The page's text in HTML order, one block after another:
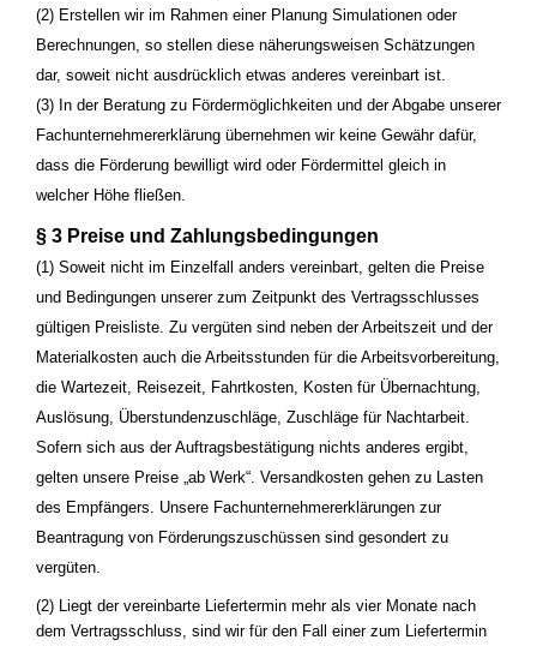
(2) Erstellen wir im Rahmen einer Planung Simulationen oder
Berechnungen, so stellen diese näherungsweisen Schätzungen
dar, soweit nicht ausdrücklich etwas anderes vereinbart ist.
(3) In der Beratung zu Fördermöglichkeiten und der Abgabe unserer
Fachunternehmererklärung übernehmen wir keine Gewähr dafür,
dass die Förderung bewilligt wird oder Fördermittel gleich in
welcher Höhe fließen.
§ 3 Preise und Zahlungsbedingungen
(1) Soweit nicht im Einzelfall anders vereinbart, gelten die Preise
und Bedingungen unserer zum Zeitpunkt des Vertragsschlusses
gültigen Preisliste. Zu vergüten sind neben der Arbeitszeit und der
Materialkosten auch die Arbeitsstunden für die Arbeitsvorbereitung,
die Wartezeit, Reisezeit, Fahrtkosten, Kosten für Übernachtung,
Auslösung, Überstundenzuschläge, Zuschläge für Nachtarbeit.
Sofern sich aus der Auftragsbestätigung nichts anderes ergibt,
gelten unsere Preise „ab Werk“. Versandkosten gehen zu Lasten
des Empfängers. Unsere Fachunternehmererklärungen zur
Beantragung von Förderungszuschüssen sind gesondert zu
vergüten.
(2) Liegt der vereinbarte Liefertermin mehr als vier Monate nach
dem Vertragsschluss, sind wir für den Fall einer zum Liefertermin